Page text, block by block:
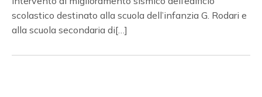
scolastico destinato alla scuola dell’infanzia G. Rodari e
alla scuola secondaria di[…]